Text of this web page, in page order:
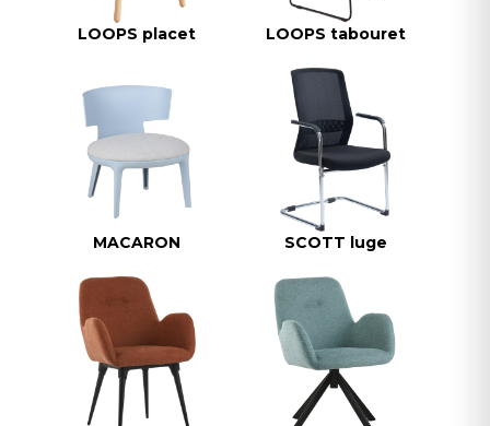
LOOPS placet LOOPS tabouret
MACARON SCOTT luge